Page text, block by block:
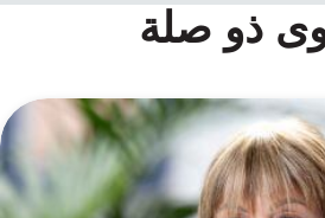
ذو صلة